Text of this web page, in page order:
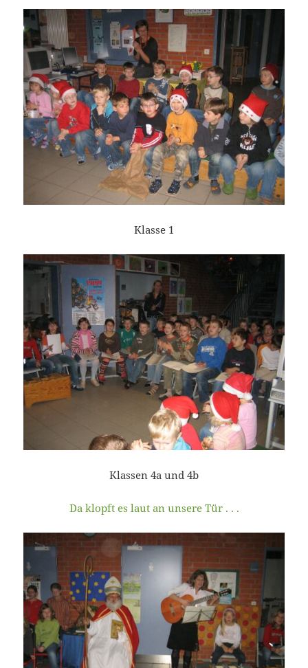
Klasse 1
Klassen 4a und 4b
Da klopft es laut an unsere Tür . . .